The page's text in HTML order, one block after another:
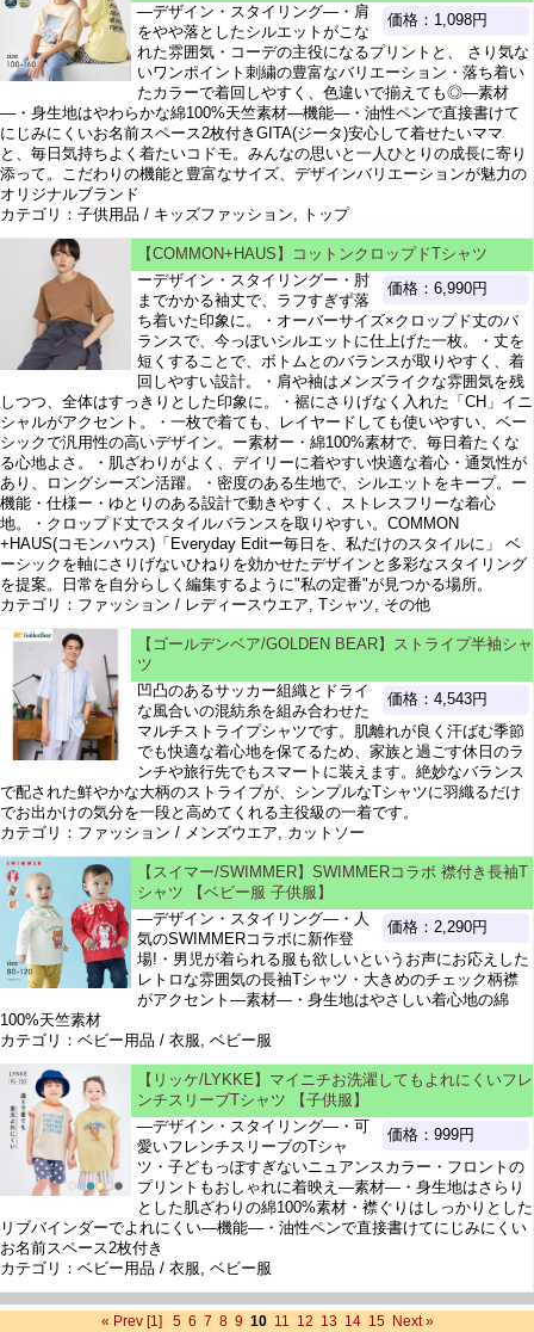
価格：1,098円
―デザイン・スタイリング―・肩
をやや落としたシルエットがこな
れた雰囲気・コーデの主役になるプリントと、 さり気な
いワンポイント刺繍の豊富なバリエーション・落ち着い
たカラーで着回しやすく、色違いで揃えても◎―素材
―・身生地はやわらかな綿100%天竺素材―機能―・油性ペンで直接書けて
にじみにくいお名前スペース2枚付きGITA(ジータ)安心して着せたいママ
と、毎日気持ちよく着たいコドモ。みんなの思いと一人ひとりの成長に寄り
添って。こだわりの機能と豊富なサイズ、デザインバリエーションが魅力の
オリジナルブランド
カテゴリ：子供用品 / キッズファッション, トップ
【COMMON+HAUS】コットンクロップドTシャツ
価格：6,990円
ーデザイン・スタイリングー・肘
までかかる袖丈で、ラフすぎず落
ち着いた印象に。・オーバーサイズ×クロップド丈のバ
ランスで、今っぽいシルエットに仕上げた一枚。・丈を
短くすることで、ボトムとのバランスが取りやすく、着
回しやすい設計。・肩や袖はメンズライクな雰囲気を残
しつつ、全体はすっきりとした印象に。・裾にさりげなく入れた「CH」イニ
シャルがアクセント。・一枚で着ても、レイヤードしても使いやすい、ベー
シックで汎用性の高いデザイン。ー素材ー・綿100%素材で、毎日着たくな
る心地よさ。・肌ざわりがよく、デイリーに着やすい快適な着心・通気性が
あり、ロングシーズン活躍。・密度のある生地で、シルエットをキープ。ー
機能・仕様ー・ゆとりのある設計で動きやすく、ストレスフリーな着心
地。・クロップド丈でスタイルバランスを取りやすい。COMMON
+HAUS(コモンハウス)「Everyday Editー毎日を、私だけのスタイルに」 ベ
ーシックを軸にさりげないひねりを効かせたデザインと多彩なスタイリング
を提案。日常を自分らしく編集するように"私の定番"が見つかる場所。
カテゴリ：ファッション / レディースウエア, Tシャツ, その他
【ゴールデンベア/GOLDEN BEAR】ストライプ半袖シャ
ツ
価格：4,543円
凹凸のあるサッカー組織とドライ
な風合いの混紡糸を組み合わせた
マルチストライプシャツです。肌離れが良く汗ばむ季節
でも快適な着心地を保てるため、家族と過ごす休日のラ
ンチや旅行先でもスマートに装えます。絶妙なバランス
で配された鮮やかな大柄のストライプが、シンプルなTシャツに羽織るだけ
でお出かけの気分を一段と高めてくれる主役級の一着です。
カテゴリ：ファッション / メンズウエア, カットソー
【スイマー/SWIMMER】SWIMMERコラボ 襟付き長袖T
シャツ 【ベビー服 子供服】
価格：2,290円
―デザイン・スタイリング―・人
気のSWIMMERコラボに新作登
場!・男児が着られる服も欲しいというお声にお応えした
レトロな雰囲気の長袖Tシャツ・大きめのチェック柄襟
がアクセント―素材―・身生地はやさしい着心地の綿
100%天竺素材
カテゴリ：ベビー用品 / 衣服, ベビー服
【リッケ/LYKKE】マイニチお洗濯してもよれにくいフレ
ンチスリーブTシャツ 【子供服】
価格：999円
―デザイン・スタイリング―・可
愛いフレンチスリーブのTシャ
ツ・子どもっぽすぎないニュアンスカラー・フロントの
プリントもおしゃれに着映え―素材―・身生地はさらり
とした肌ざわりの綿100%素材・襟ぐりはしっかりとした
リブバインダーでよれにくい―機能―・油性ペンで直接書けてにじみにくい
お名前スペース2枚付き
カテゴリ：ベビー用品 / 衣服, ベビー服
« Prev [1] 5 6 7 8 9 10 11 12 13 14 15 Next »